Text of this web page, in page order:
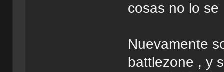
cosas no lo se
Nuevamente
battlezone , y